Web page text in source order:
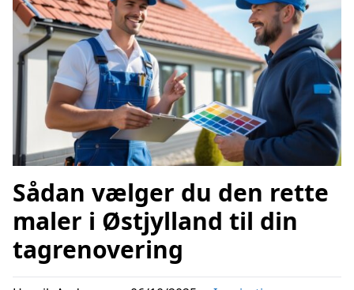
Sådan vælger du den rette
maler i Østjylland til din
tagrenovering